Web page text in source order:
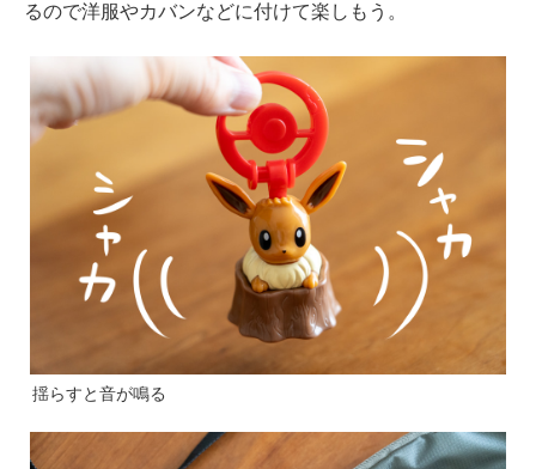
るので洋服やカバンなどに付けて楽しもう。
揺らすと音が鳴る